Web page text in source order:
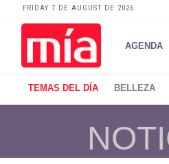
FRIDAY 7 DE AUGUST DE 2026
AGENDA
TEMAS DEL DÍA BELLEZA